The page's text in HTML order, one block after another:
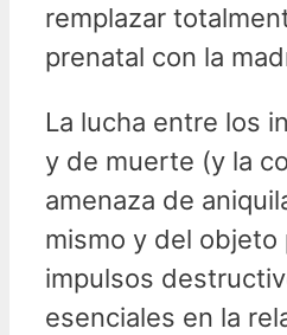
remplazar
prenatal con la
La lucha entre los
y de muerte (y la
amenaza de
mismo y del
impulsos
esenciales en la